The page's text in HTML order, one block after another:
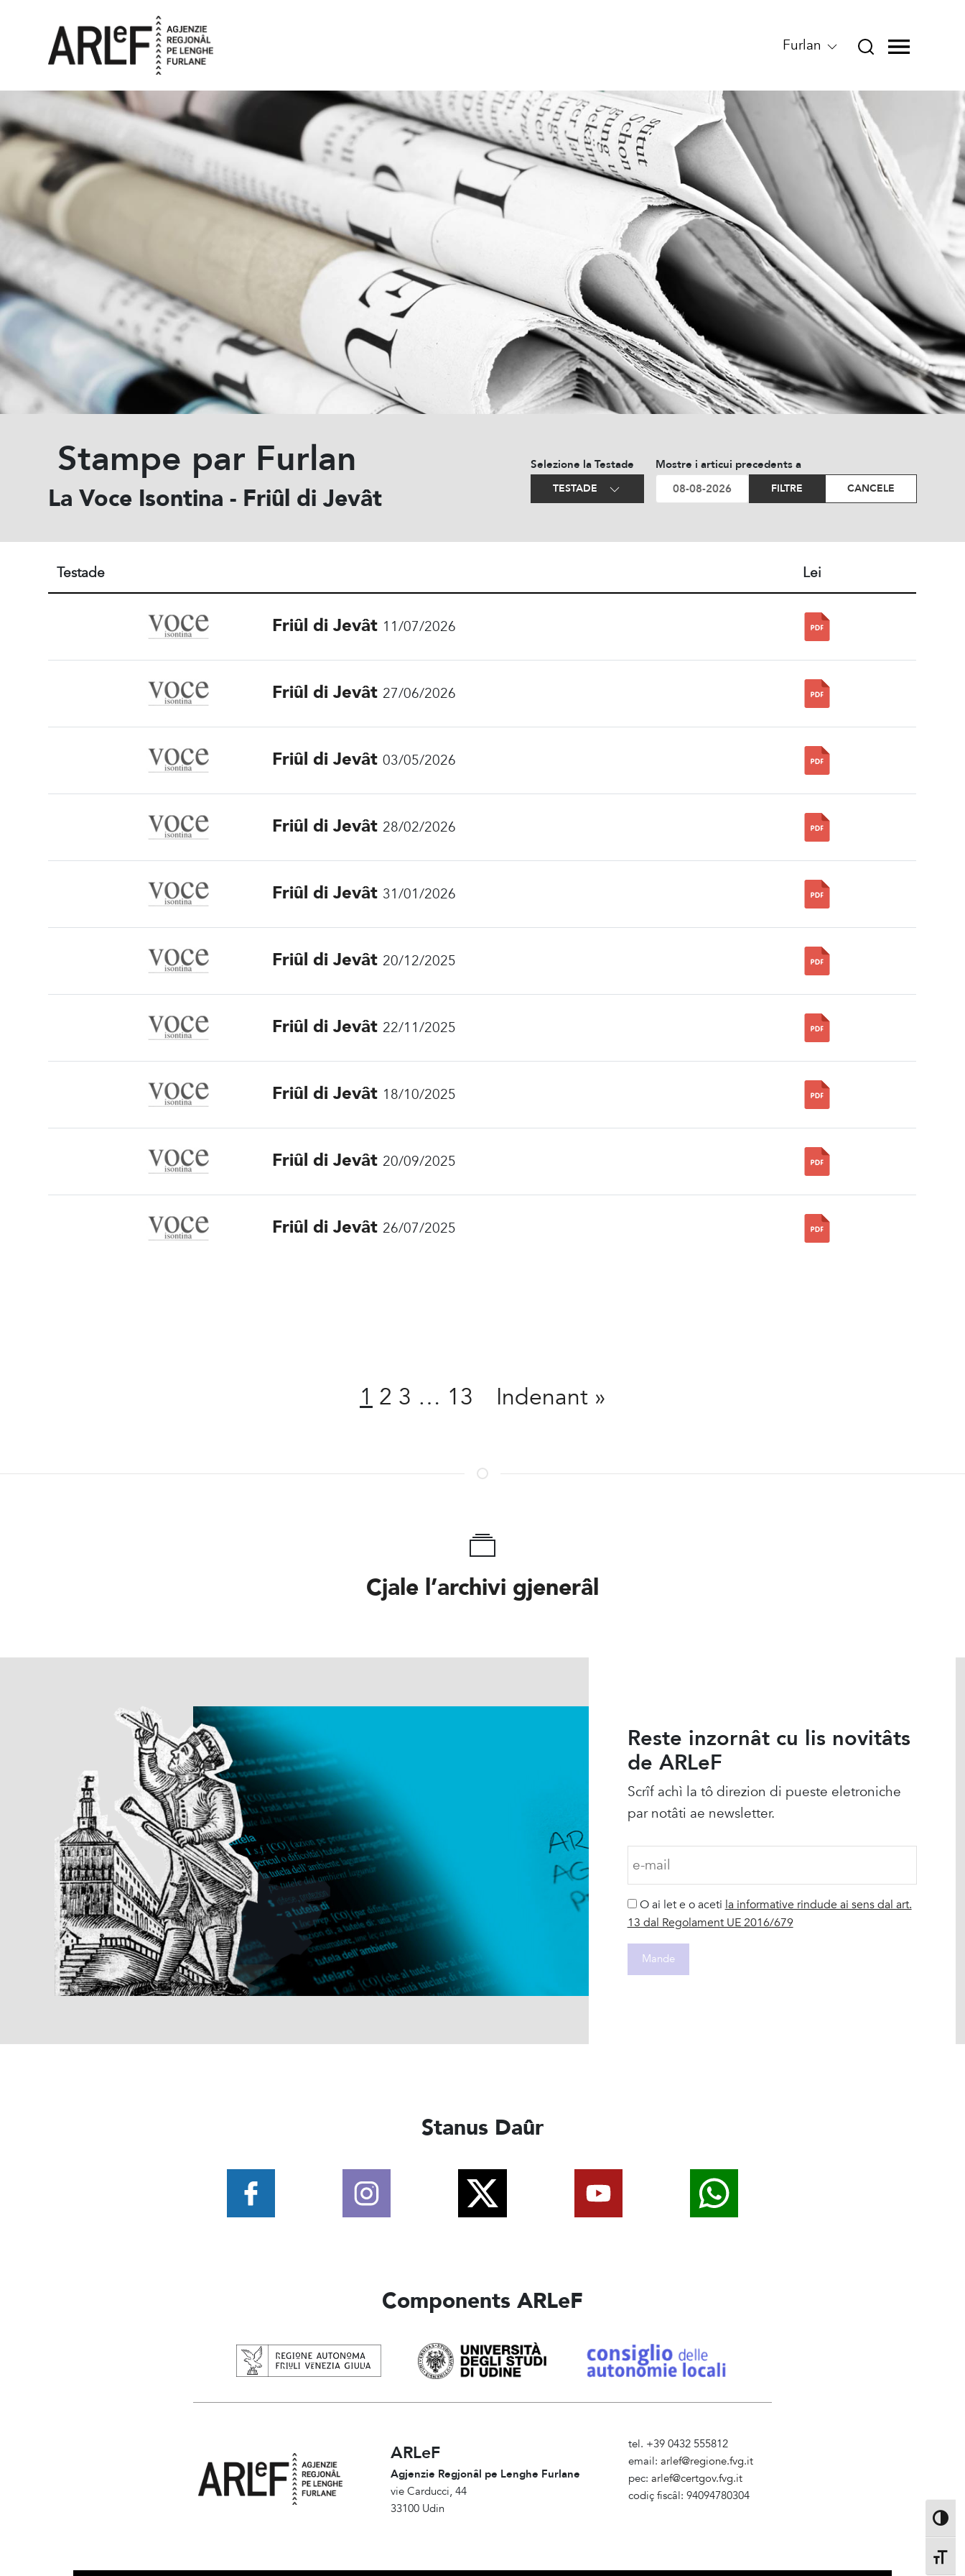
Furlan
Stampe par Furlan
La Voce Isontina - Friûl di Jevât
Selezione la Testade
TESTADE
Mostre i articui precedents a
FILTRE CANCELE
Testade Lei
Friûl di Jevât 11/07/2026
Friûl di Jevât 27/06/2026
Friûl di Jevât 03/05/2026
Friûl di Jevât 28/02/2026
Friûl di Jevât 31/01/2026
Friûl di Jevât 20/12/2025
Friûl di Jevât 22/11/2025
Friûl di Jevât 18/10/2025
Friûl di Jevât 20/09/2025
Friûl di Jevât 26/07/2025
1 2 3 … 13 Indenant »
Cjale l’archivi gjenerâl
Reste inzornât cu lis novitâts
de ARLeF
Scrîf achì la tô direzion di pueste eletroniche
par notâti ae newsletter.
O ai let e o aceti la informative rindude ai sens dal art.
13 dal Regolament UE 2016/679
Stanus Daûr
Components ARLeF
ARLeF
Agjenzie Regjonâl pe Lenghe Furlane
vie Carducci, 44
33100 Udin
tel. +39 0432 555812
email:arlef@regione.fvg.it
pec:arlef@certgov.fvg.it
codiç fiscâl: 94094780304